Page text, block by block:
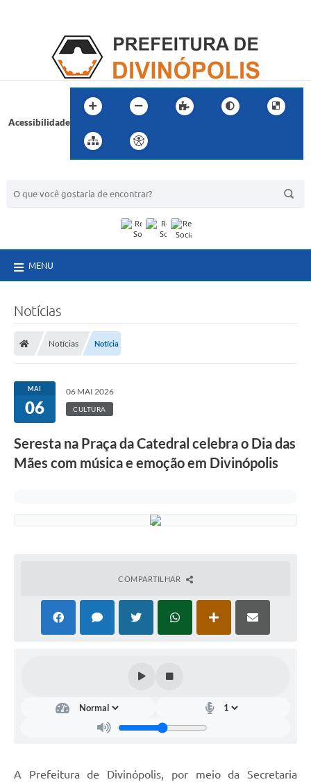
Acessibilidade
MENU
Notícias
Notícias Notícia
MAI
06
06 MAI 2026
CULTURA
Seresta na Praça da Catedral celebra o Dia das
Mães com música e emoção em Divinópolis
COMPARTILHAR
A Prefeitura de Divinópolis, por meio da Secretaria